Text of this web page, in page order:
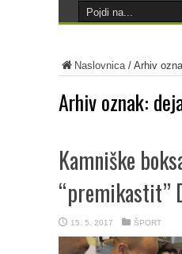
Naslovnica/ Arhiv
Arhiv oznak:
Kamniške
“premikastit”
15. 5. 2017 ŠPORT